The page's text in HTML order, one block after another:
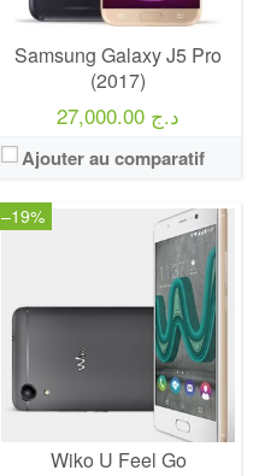
Samsung Galaxy J5 Pro
(2017)
27,000.00 د.ج
Ajouter au comparatif
–19%
Wiko U Feel Go